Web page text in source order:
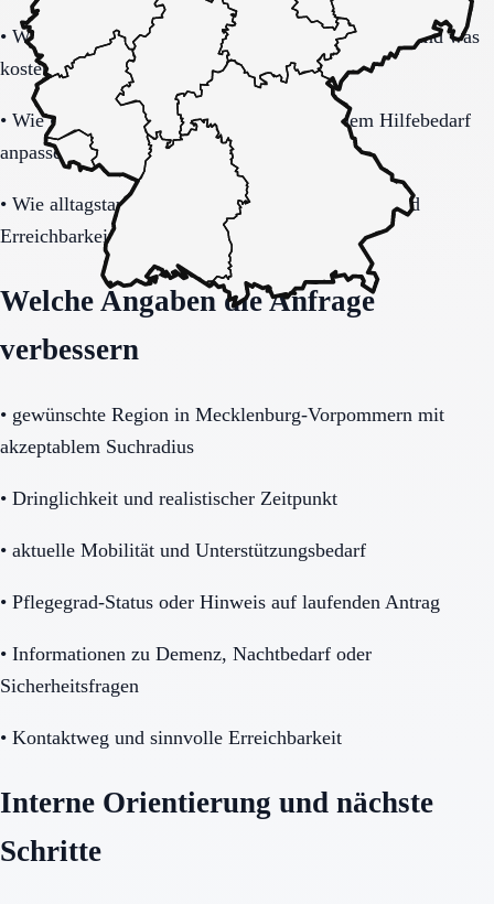
• Welche Leistungen sind im Grundpaket enthalten und was
kostet zusätzlich?
• Wie gut lässt sich das Modell bei steigendem Hilfebedarf
anpassen?
• Wie alltagstauglich sind Barrierearmut, Notruf und
Erreichbarkeit wirklich?
Welche Angaben die Anfrage
verbessern
• gewünschte Region in Mecklenburg-Vorpommern mit
akzeptablem Suchradius
• Dringlichkeit und realistischer Zeitpunkt
• aktuelle Mobilität und Unterstützungsbedarf
• Pflegegrad-Status oder Hinweis auf laufenden Antrag
• Informationen zu Demenz, Nachtbedarf oder
Sicherheitsfragen
• Kontaktweg und sinnvolle Erreichbarkeit
Interne Orientierung und nächste
Schritte